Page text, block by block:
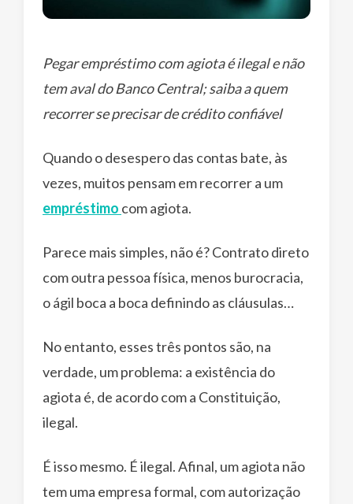
Pegar empréstimo com agiota é ilegal e não
tem aval do Banco Central; saiba a quem
recorrer se precisar de crédito confiável
Quando o desespero das contas bate, às
vezes, muitos pensam em recorrer a um
empréstimo com agiota.
Parece mais simples, não é? Contrato direto
com outra pessoa física, menos burocracia,
o ágil boca a boca definindo as cláusulas…
No entanto, esses três pontos são, na
verdade, um problema: a existência do
agiota é, de acordo com a Constituição,
ilegal.
É isso mesmo. É ilegal. Afinal, um agiota não
tem uma empresa formal, com autorização